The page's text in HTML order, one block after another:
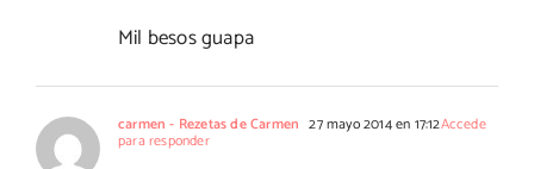
Mil besos guapa
carmen - Rezetas de Carmen 27 mayo 2014 en 17:12Accede
para responder